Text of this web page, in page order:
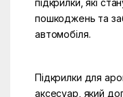
підкрилки, які
пошкоджень та
автомобіля.
Підкрилки для
аксесуар, який